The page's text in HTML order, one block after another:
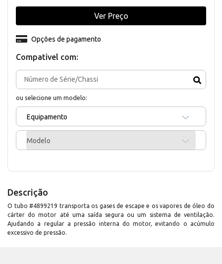
Compativel com:
ou selecione um modelo:
Equipamento
Modelo
Opções de pagamento
Ver Preço
Descrição
O tubo #4899219 transporta os gases de escape e os vapores de óleo do
cárter do motor até uma saída segura ou um sistema de ventilação.
Ajudando a regular a pressão interna do motor, evitando o acúmulo
excessivo de pressão.